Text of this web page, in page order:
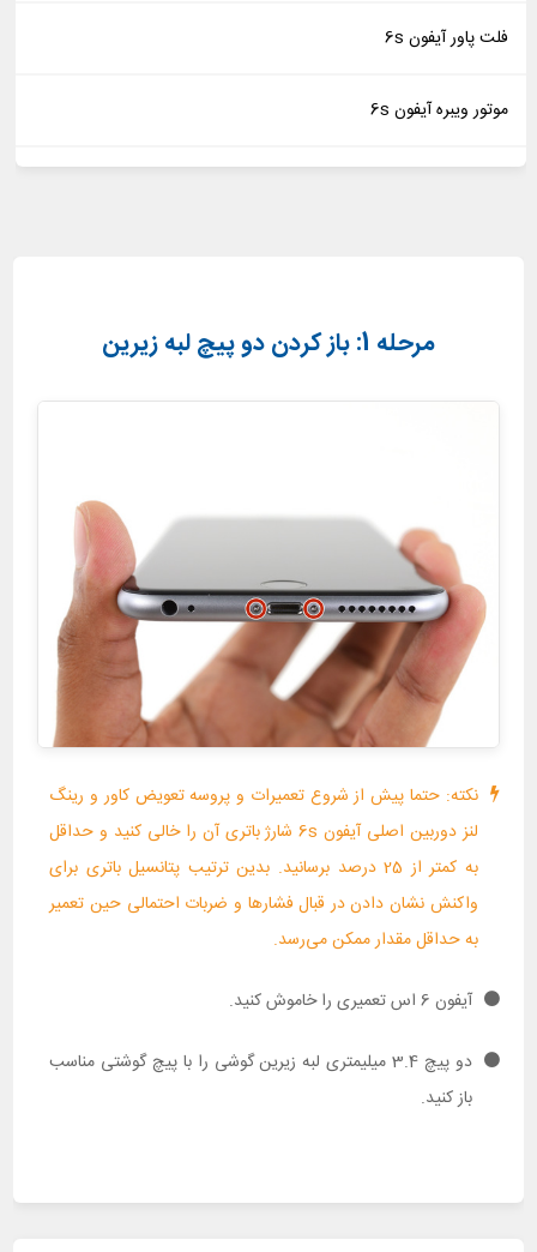
فلت پاور آیفون 6s
موتور ویبره آیفون 6s
مرحله 1: باز کردن دو پیچ لبه زیرین
نکته: حتما پیش از شروع تعمیرات و پروسه تعویض کاور و رینگ
لنز دوربین اصلی آیفون 6s شارژ باتری آن را خالی کنید و حداقل
به کمتر از 25 درصد برسانید. بدین ترتیب پتانسیل باتری برای
واکنش نشان دادن در قبال فشارها و ضربات احتمالی حین تعمیر
به حداقل مقدار ممکن می‌رسد.
آیفون 6 اس تعمیری را خاموش کنید.
دو پیچ 3.4 میلیمتری لبه زیرین گوشی را با پیچ گوشتی مناسب
باز کنید.